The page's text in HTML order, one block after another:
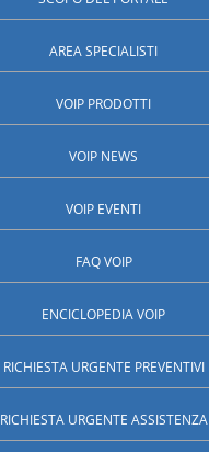
AREA SPECIALISTI
VOIP PRODOTTI
VOIP NEWS
VOIP EVENTI
FAQ VOIP
ENCICLOPEDIA VOIP
RICHIESTA URGENTE PREVENTIVI
RICHIESTA URGENTE ASSISTENZA